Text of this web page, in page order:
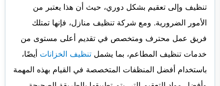
تنظيف وإلى تعقيم بشكل دوري، حيث أن هذا يعتبر من
الأمور الضرورية. ومع شركة تنظيف منازل، فإنها تمتلك
فريق عمل محترف ومتخصص في تقديم أعلى مستوى من
خدمات تنظيف المطاعم، بما يشمل تنظيف الخزانات أيضًا،
باستخدام أفضل المنظفات المتخصصة في القيام بهذه المهمة